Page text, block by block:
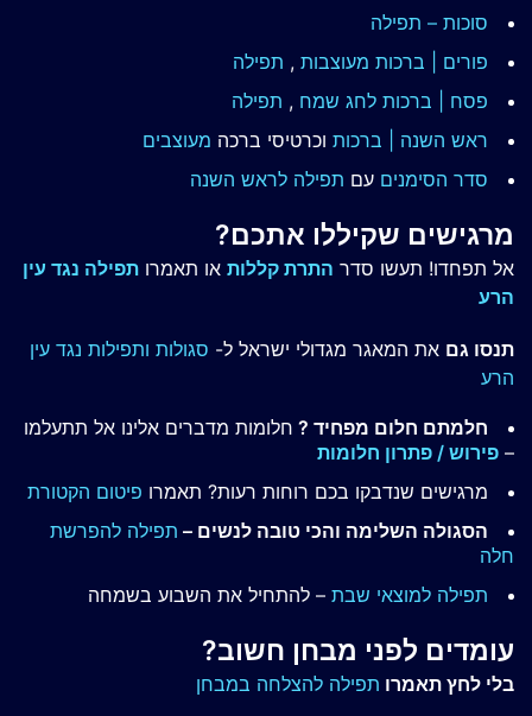
סוכות – תפילה
פורים | ברכות מעוצבות , תפילה
פסח | ברכות לחג שמח , תפילה
ראש השנה | ברכות וכרטיסי ברכה מעוצבים
סדר הסימנים עם תפילה לראש השנה
מרגישים שקיללו אתכם?
אל תפחדו! תעשו סדר התרת קללות או תאמרו תפילה נגד עין
הרע
תנסו גם את המאגר מגדולי ישראל ל- סגולות ותפילות נגד עין
הרע
חלמתם חלום מפחיד ? חלומות מדברים אלינו אל תתעלמו
– פירוש / פתרון חלומות
מרגישים שנדבקו בכם רוחות רעות? תאמרו פיטום הקטורת
הסגולה השלימה והכי טובה לנשים – תפילה להפרשת
חלה
תפילה למוצאי שבת – להתחיל את השבוע בשמחה
עומדים לפני מבחן חשוב?
בלי לחץ תאמרו תפילה להצלחה במבחן